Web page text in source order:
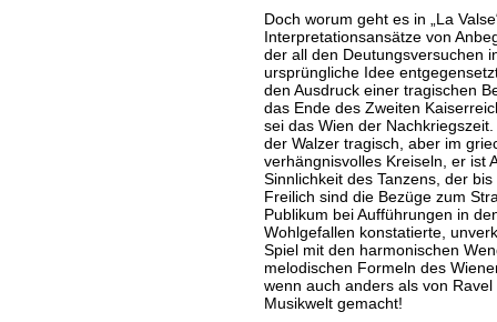
Doch worum geht es in „La
Interpretationsansätze von
der all den Deutungsversuchen
ursprüngliche Idee
den Ausdruck einer tragischen
das Ende des Zweiten
sei das Wien der
der Walzer tragisch, aber im
verhängnisvolles Kreiseln, er ist
Sinnlichkeit des Tanzens, der
Freilich sind die Bezüge zum
Publikum bei Aufführungen in
Wohlgefallen konstatierte,
Spiel mit den harmonischen
melodischen Formeln des
wenn auch anders als von
Musikwelt gemacht!